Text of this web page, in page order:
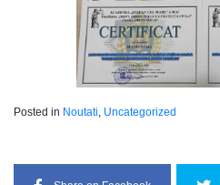
Posted in Noutati, Uncategorized